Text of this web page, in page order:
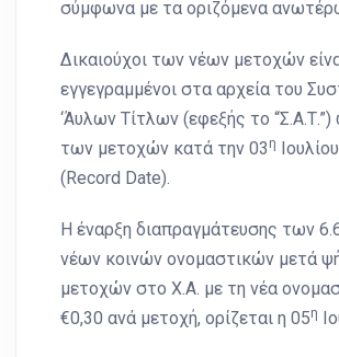
σύμφωνα με τα οριζόμενα
Δικαιούχοι των νέων μετοχών
εγγεγραμμένοι στα αρχεία του
‘Άυλων Τίτλων (εφεξής το
των μετοχών κατά την 03 η
(Record Date).
Η έναρξη διαπραγμάτευσης των
νέων κοινών ονομαστικών μετά
μετοχών στο Χ.Α. με τη νέα
€0,30 ανά μετοχή, ορίζεται η 05η